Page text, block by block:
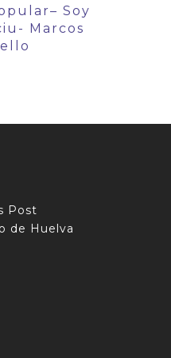
Soy
Marcos
Post
de Huelva